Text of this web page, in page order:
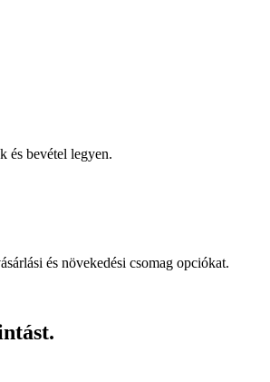
és bevétel legyen.
és növekedési csomag opciókat.